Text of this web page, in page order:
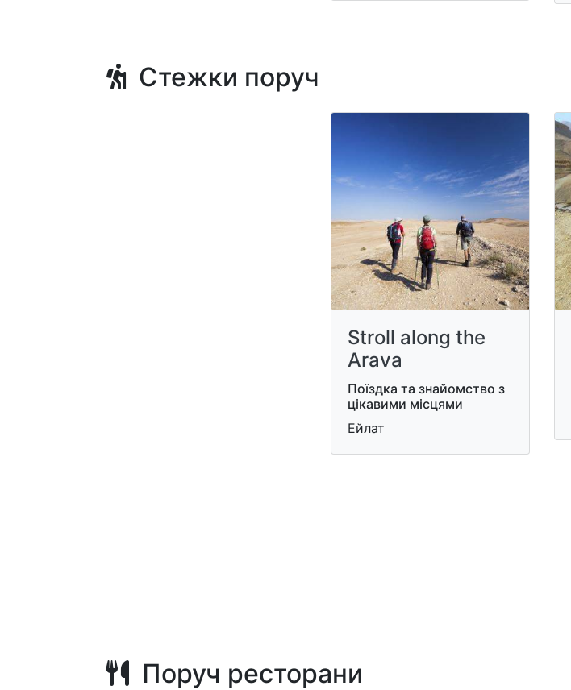
Стежки поруч
Stroll along the
Arava
Поїздка та знайомство з
цікавими місцями
Ейлат
Поруч ресторани